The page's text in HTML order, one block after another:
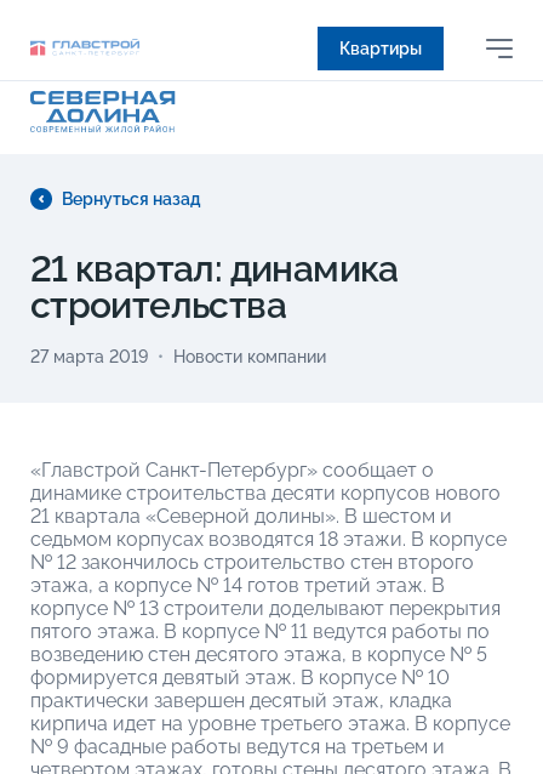
Квартиры
Вернуться назад
21 квартал: динамика
строительства
27 марта 2019 Новости компании
«Главстрой Санкт-Петербург» сообщает о
динамике строительства десяти корпусов нового
21 квартала «Северной долины». В шестом и
седьмом корпусах возводятся 18 этажи. В корпусе
№ 12 закончилось строительство стен второго
этажа, а корпусе № 14 готов третий этаж. В
корпусе № 13 строители доделывают перекрытия
пятого этажа. В корпусе № 11 ведутся работы по
возведению стен десятого этажа, в корпусе № 5
формируется девятый этаж. В корпусе № 10
практически завершен десятый этаж, кладка
кирпича идет на уровне третьего этажа. В корпусе
№ 9 фасадные работы ведутся на третьем и